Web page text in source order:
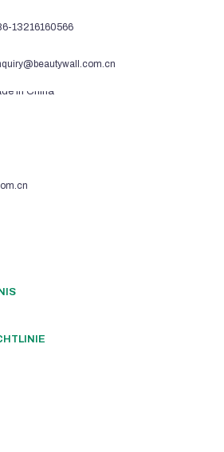
13216160566